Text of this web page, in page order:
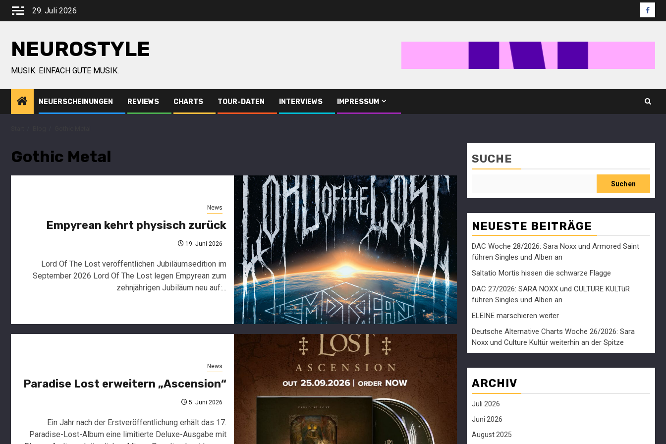
29. Juli 2026
NEUROSTYLE
MUSIK. EINFACH GUTE MUSIK.
NEUERSCHEINUNGEN REVIEWS CHARTS TOUR-DATEN INTERVIEWS IMPRESSUM
Gothic Metal
News
Empyrean kehrt physisch zurück
19. Juni 2026
Lord Of The Lost veröffentlichen Jubiläumsedition im
September 2026 Lord Of The Lost legen Empyrean zum
zehnjährigen Jubiläum neu auf:...
News
Paradise Lost erweitern „Ascension“
5. Juni 2026
Ein Jahr nach der Erstveröffentlichung erhält das 17.
Paradise-Lost-Album eine limitierte Deluxe-Ausgabe mit
SUCHE
Suchen
NEUESTE BEITRÄGE
DAC Woche 28/2026: Sara Noxx und Armored Saint
führen Singles und Alben an
Saltatio Mortis hissen die schwarze Flagge
DAC 27/2026: SARA NOXX und CULTURE KULTüR
führen Singles und Alben an
ELEINE marschieren weiter
Deutsche Alternative Charts Woche 26/2026: Sara
Noxx und Culture Kultür weiterhin an der Spitze
ARCHIV
Juli 2026
Juni 2026
August 2025